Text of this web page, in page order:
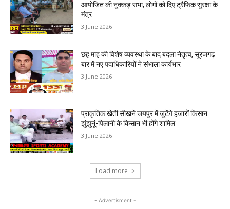
आयोजित की नुक्कड़ सभा, लोगों को दिए ट्रैफिक सुरक्षा के
मंत्र
3 June 2026
छह माह की विशेष व्यवस्था के बाद बदला नेतृत्व, सूरजगढ़
बार में नए पदाधिकारियों ने संभाला कार्यभार
3 June 2026
प्राकृतिक खेती सीखने जयपुर में जुटेंगे हजारों किसान:
झुंझुनूं-पिलानी के किसान भी होंगे शामिल
3 June 2026
Load more
- Advertisment -